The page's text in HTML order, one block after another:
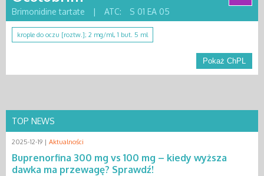
Brimonidine tartate
| ATC: S 01 EA 05
krople do oczu [roztw.]; 2 mg/ml, 1 but. 5 ml
Pokaż ChPL
TOP NEWS
2025-12-19 | Aktualności
Buprenorfina 300 mg vs 100 mg – kiedy wyższa
dawka ma przewagę? Sprawdź!